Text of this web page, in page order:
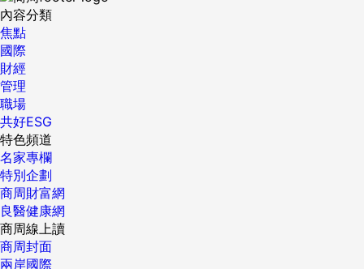
內容分類
焦點
國際
財經
管理
職場
共好ESG
特色頻道
名家專欄
特別企劃
商周財富網
良醫健康網
商周線上讀
商周封面
兩岸國際